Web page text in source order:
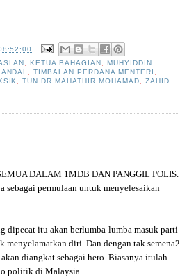
, KETUA BAHAGIAN , MUHYIDDIN
,TIMBALAN PERDANA MENTERI ,
,TUN DR MAHATHIR MOHAMAD, ZAHID
DALAM 1MDB DAN PANGGIL POLIS.
sebagai permulaan untuk menyelesaikan
dipecat itu akan berlumba-lumba masuk parti
menyelamatkan diri. Dan dengan tak semena2
diangkat sebagai hero. Biasanya itulah
politik di Malaysia.